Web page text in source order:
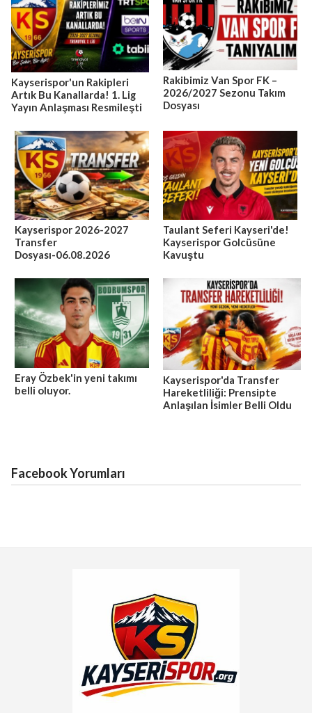
Kayserispor'un Rakipleri
Artık Bu Kanallarda! 1. Lig
Yayın Anlaşması Resmileşti
Rakibimiz Van Spor FK –
2026/2027 Sezonu Takım
Dosyası
Kayserispor 2026-2027
Transfer
Dosyası-06.08.2026
Taulant Seferi Kayseri'de!
Kayserispor Golcüsüne
Kavuştu
Eray Özbek'in yeni takımı
belli oluyor.
Kayserispor'da Transfer
Hareketliliği: Prensipte
Anlaşılan İsimler Belli Oldu
Facebook Yorumları